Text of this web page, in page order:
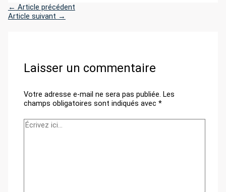
← Article précédent
Article suivant →
Laisser un commentaire
Votre adresse e-mail ne sera pas publiée. Les
champs obligatoires sont indiqués avec*
Écrivez